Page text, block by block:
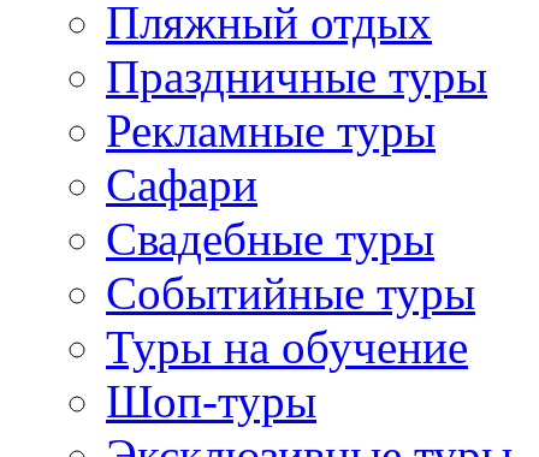
Пляжный отдых
Праздничные туры
Рекламные туры
Сафари
Свадебные туры
Событийные туры
Туры на обучение
Шоп-туры